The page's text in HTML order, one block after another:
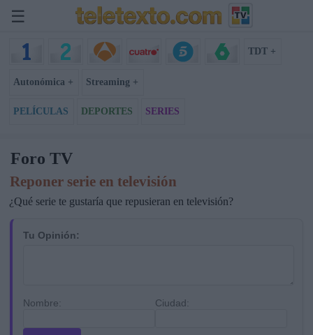
☰
TDT +
Autonómica + Streaming +
PELÍCULAS DEPORTES SERIES
Foro TV
Reponer serie en televisión
¿Qué serie te gustaría que repusieran en televisión?
Tu Opinión:
Nombre: Ciudad: